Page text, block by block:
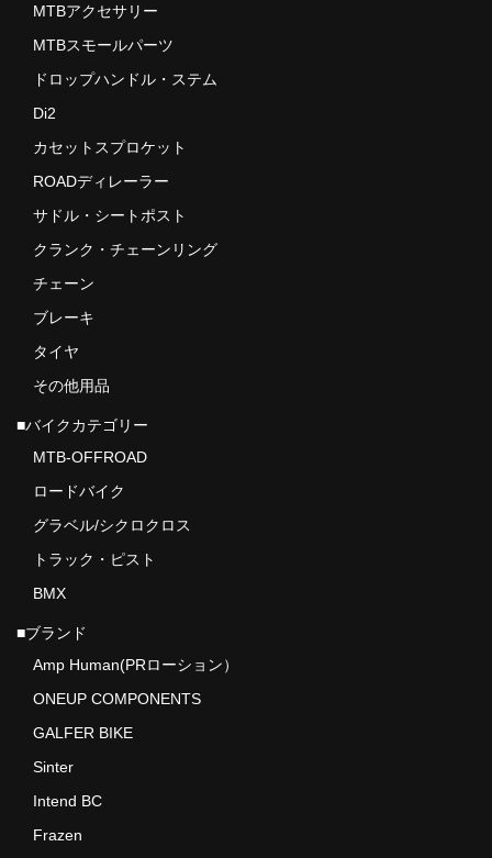
MTBアクセサリー
MTBスモールパーツ
ドロップハンドル・ステム
Di2
カセットスプロケット
ROADディレーラー
サドル・シートポスト
クランク・チェーンリング
チェーン
ブレーキ
タイヤ
その他用品
■バイクカテゴリー
MTB-OFFROAD
ロードバイク
グラベル/シクロクロス
トラック・ピスト
BMX
■ブランド
Amp Human(PRローション）
ONEUP COMPONENTS
GALFER BIKE
Sinter
Intend BC
Frazen